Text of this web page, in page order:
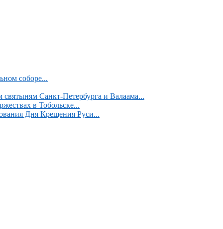
соборе...
Санкт-Петербурга и Валаама...
в Тобольске...
Дня Крещения Руси...